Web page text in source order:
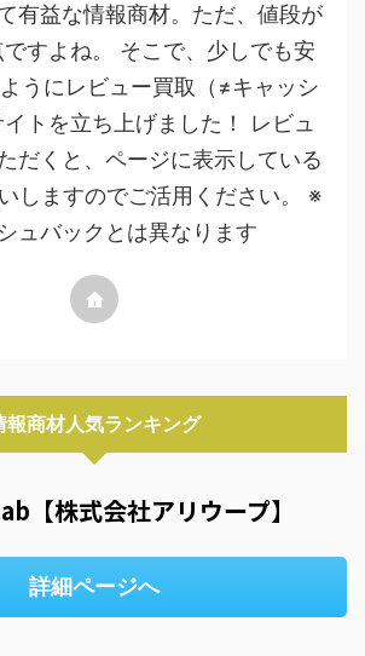
有益な情報商材。ただ、値段が
すよね。 そこで、少しでも安
うにレビュー買取（≠キャッシ
トを立ち上げました！ レビュ
だくと、ページに表示している
しますのでご活用ください。 ※
ュバックとは異なります
報商材人気ランキング
【株式会社アリウープ】
詳細ページへ